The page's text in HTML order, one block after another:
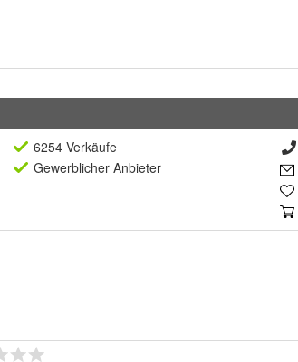
6254 Verkäufe
Gewerblicher Anbieter